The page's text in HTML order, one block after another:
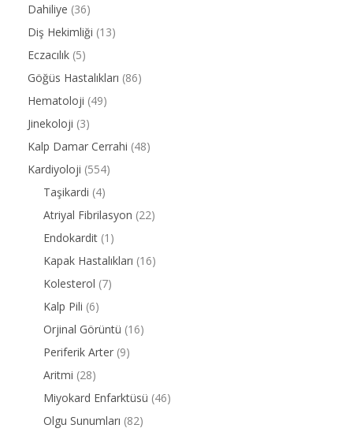
Dahiliye (36)
Diş Hekimliği (13)
Eczacılık (5)
Göğüs Hastalıkları (86)
Hematoloji (49)
Jinekoloji (3)
Kalp Damar Cerrahi (48)
Kardiyoloji (554)
Taşikardi (4)
Atriyal Fibrilasyon (22)
Endokardit (1)
Kapak Hastalıkları (16)
Kolesterol (7)
Kalp Pili (6)
Orjinal Görüntü (16)
Periferik Arter (9)
Aritmi (28)
Miyokard Enfarktüsü (46)
Olgu Sunumları (82)